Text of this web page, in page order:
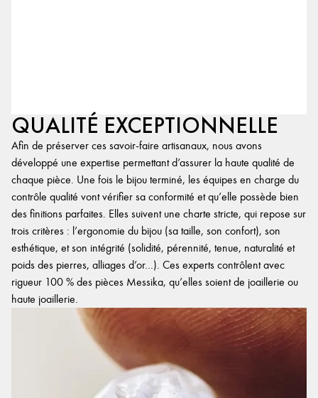
QUALITÉ EXCEPTIONNELLE
Afin de préserver ces savoir-faire artisanaux, nous avons
développé une expertise permettant d’assurer la haute qualité de
chaque pièce. Une fois le bijou terminé, les équipes en charge du
contrôle qualité vont vérifier sa conformité et qu’elle possède bien
des finitions parfaites. Elles suivent une charte stricte, qui repose sur
trois critères : l’ergonomie du bijou (sa taille, son confort), son
esthétique, et son intégrité (solidité, pérennité, tenue, naturalité et
poids des pierres, alliages d’or…). Ces experts contrôlent avec
rigueur 100 % des pièces Messika, qu’elles soient de joaillerie ou
haute joaillerie.